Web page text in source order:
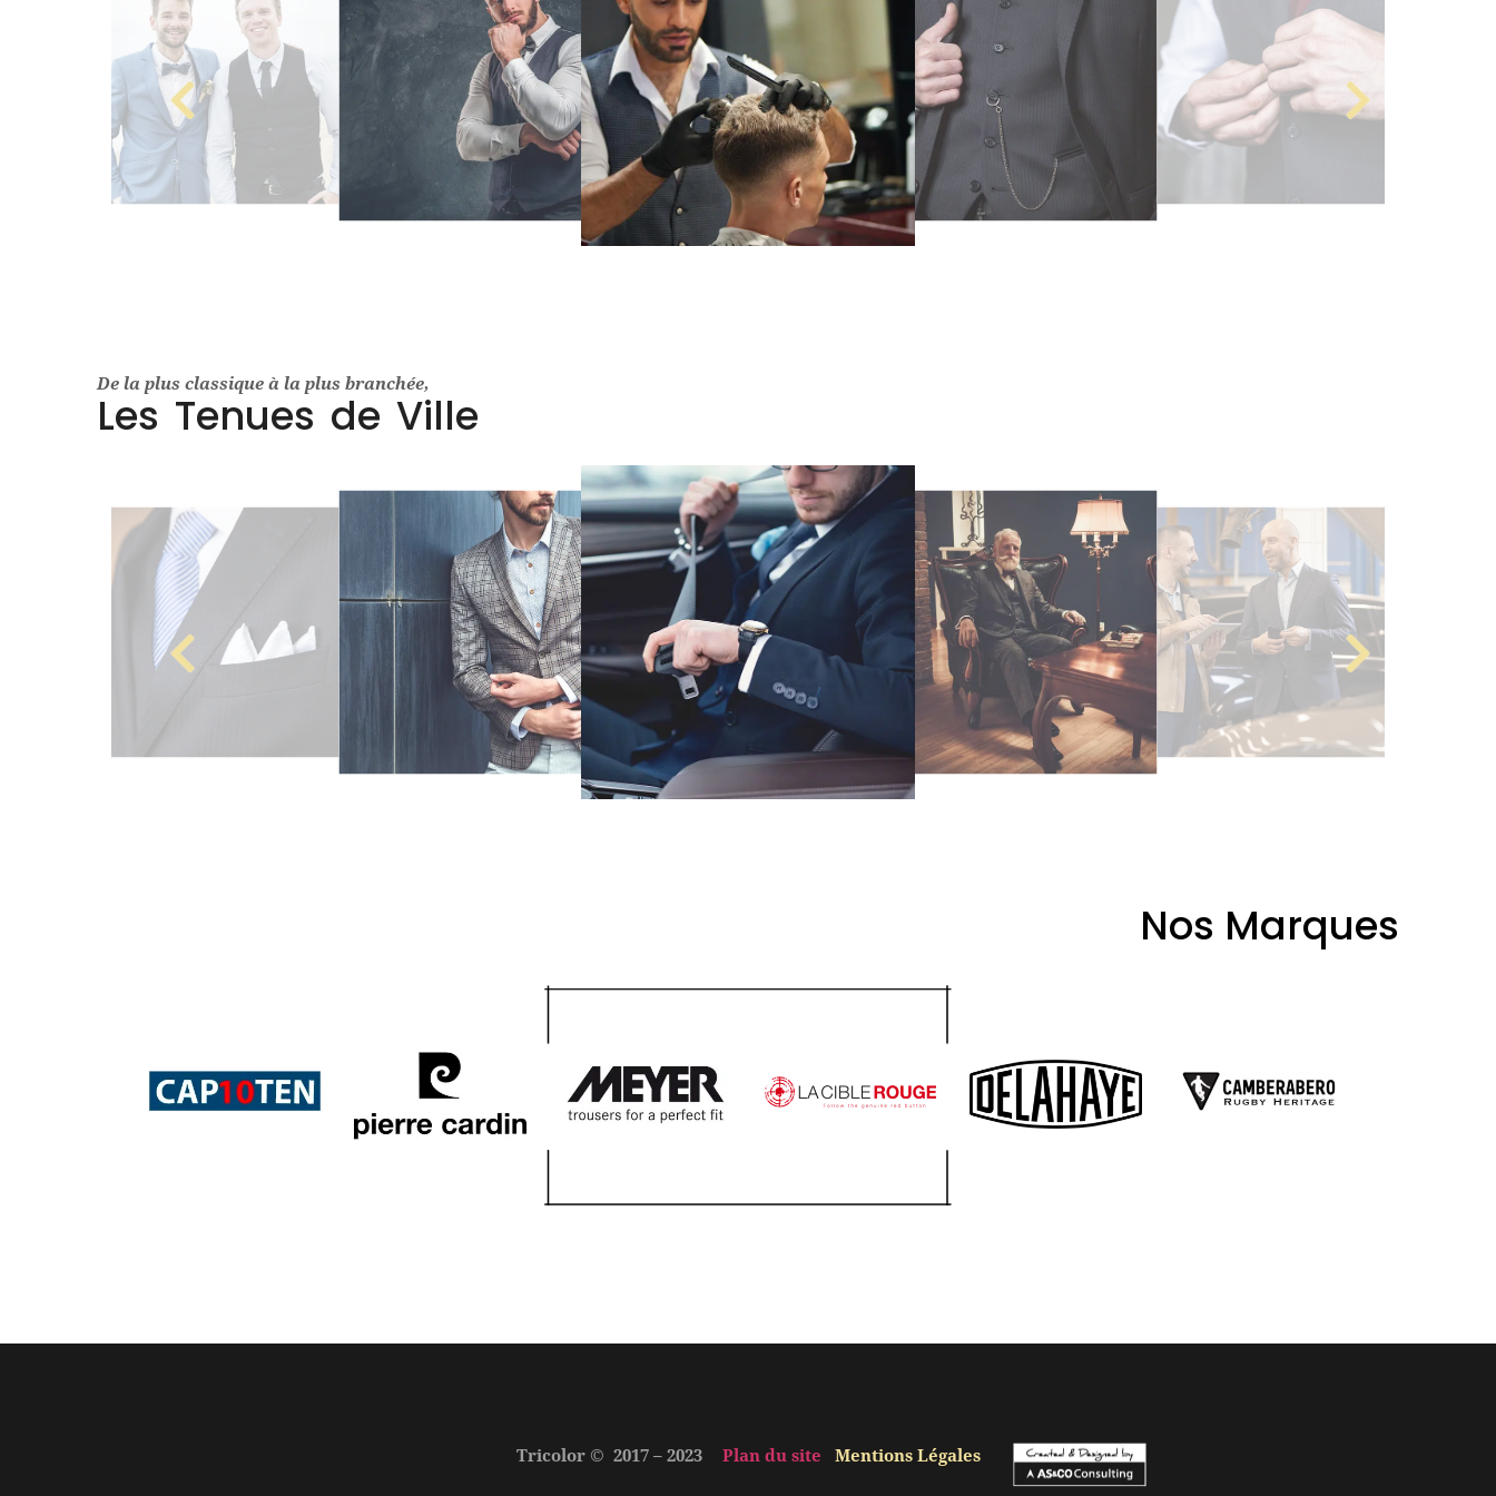
De la plus classique à la plus branchée,
Les Tenues de Ville
Nos Marques
Tricolor © 2017 – 2023 Plan du site Mentions Légales